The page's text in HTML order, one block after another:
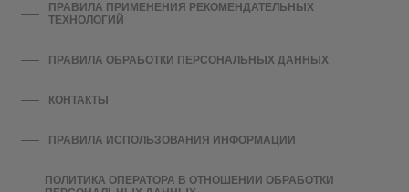
ПРАВИЛА ПРИМЕНЕНИЯ РЕКОМЕНДАТЕЛЬНЫХ
ТЕХНОЛОГИЙ
ПРАВИЛА ОБРАБОТКИ ПЕРСОНАЛЬНЫХ ДАННЫХ
КОНТАКТЫ
ПРАВИЛА ИСПОЛЬЗОВАНИЯ ИНФОРМАЦИИ
ПОЛИТИКА ОПЕРАТОРА В ОТНОШЕНИИ ОБРАБОТКИ